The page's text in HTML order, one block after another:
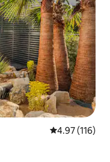
レビュー116
4.97 (116)